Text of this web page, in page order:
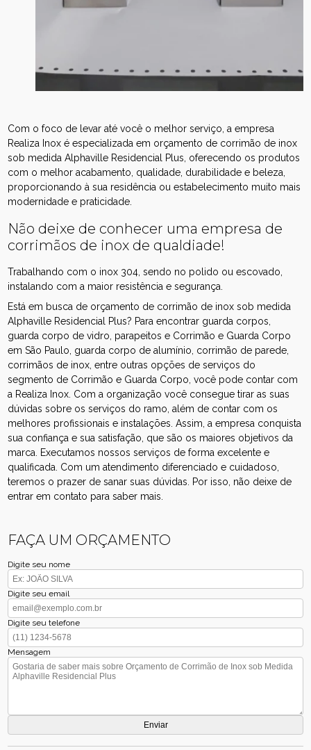
Com o foco de levar até você o melhor serviço, a empresa
Realiza Inox é especializada em orçamento de corrimão de inox
sob medida Alphaville Residencial Plus, oferecendo os produtos
com o melhor acabamento, qualidade, durabilidade e beleza,
proporcionando à sua residência ou estabelecimento muito mais
modernidade e praticidade.
Não deixe de conhecer uma empresa de
corrimãos de inox de qualdiade!
Trabalhando com o inox 304, sendo no polido ou escovado,
instalando com a maior resistência e segurança.
Está em busca de orçamento de corrimão de inox sob medida
Alphaville Residencial Plus? Para encontrar guarda corpos,
guarda corpo de vidro, parapeitos e Corrimão e Guarda Corpo
em São Paulo, guarda corpo de alumínio, corrimão de parede,
corrimãos de inox, entre outras opções de serviços do
segmento de Corrimão e Guarda Corpo, você pode contar com
a Realiza Inox. Com a organização você consegue tirar as suas
dúvidas sobre os serviços do ramo, além de contar com os
melhores profissionais e instalações. Assim, a empresa conquista
sua confiança e sua satisfação, que são os maiores objetivos da
marca. Executamos nossos serviços de forma excelente e
qualificada. Com um atendimento diferenciado e cuidadoso,
teremos o prazer de sanar suas dúvidas. Por isso, não deixe de
entrar em contato para saber mais.
FAÇA UM ORÇAMENTO
Digite seu nome
Digite seu email
Digite seu telefone
Mensagem